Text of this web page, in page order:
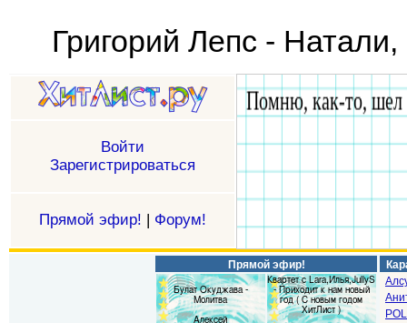
Григорий Лепс - Натали,
Войти
Зарегистрироваться
Прямой эфир! | Форум!
Прямой эфир!